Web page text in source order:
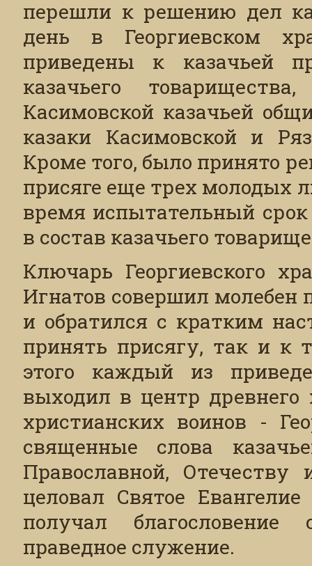
перешли к решению дел
день в Георгиевском
приведены к казачьей
казачьего
Касимовской казачьей
казаки Касимовской и
Кроме того, было принято
присяге еще трех молодых
время испытательный
в состав казачьего
Ключарь Георгиевского
Игнатов совершил молебен
и обратился с кратким
принять присягу, так и к
этого каждый из
выходил в центр
христианских воинов -
священные слова
Православной,
целовал Святое
получал
праведное служение.